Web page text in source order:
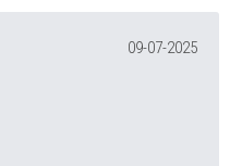
09-07-2025